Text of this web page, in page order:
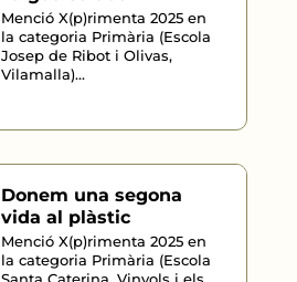
Menció X(p)rimenta 2025 en
la categoria Primària (Escola
Josep de Ribot i Olivas,
Vilamalla)...
Donem una segona
vida al plàstic
Menció X(p)rimenta 2025 en
la categoria Primària (Escola